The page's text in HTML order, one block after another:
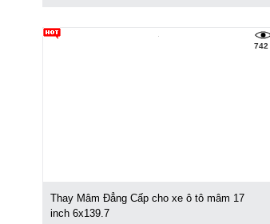
742
Thay Mâm Đẳng Cấp cho xe ô tô mâm 17
inch 6x139.7